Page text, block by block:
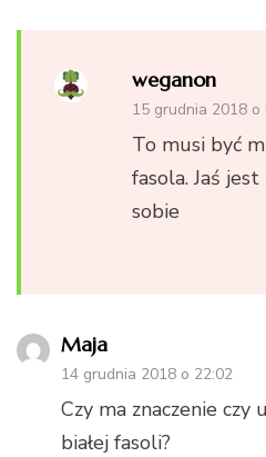
weganon
15 grudnia 2018 o
To musi być
fasola. Jaś
sobie
Maja
14 grudnia 2018 o 22:02
Czy ma znaczenie czy
białej fasoli?